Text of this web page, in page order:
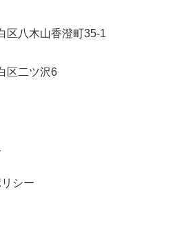
区八木山香澄町35-1
区二ツ沢6
シー